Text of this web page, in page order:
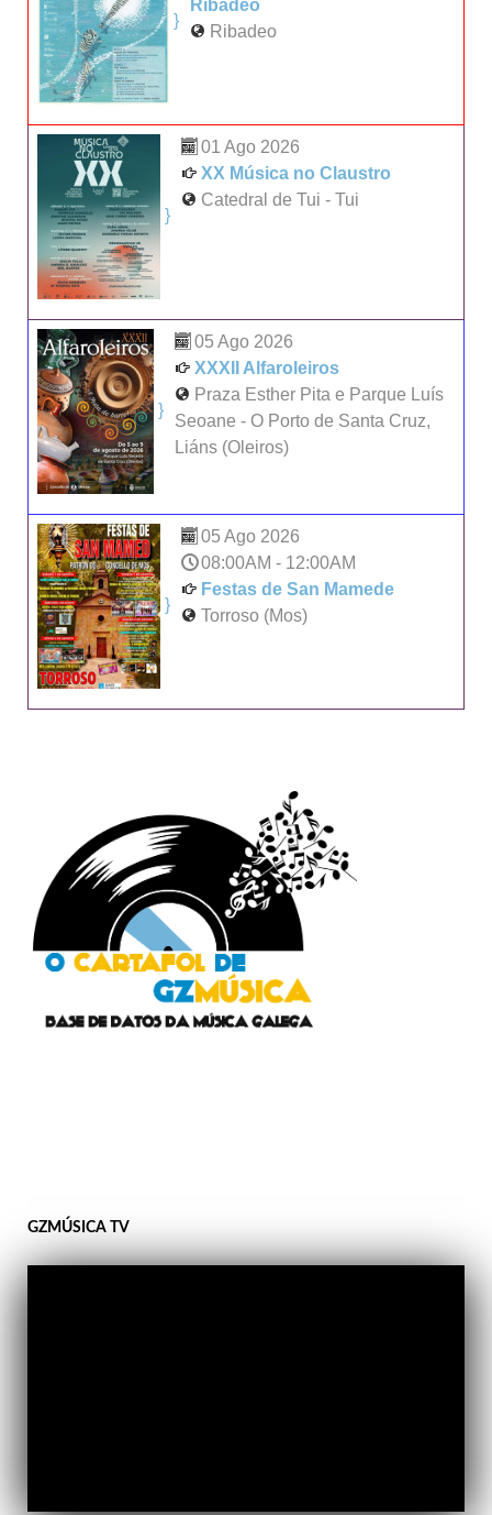
}
Ribadeo
Ribadeo
}
01 Ago 2026
XX Música no Claustro
Catedral de Tui - Tui
}
05 Ago 2026
XXXII Alfaroleiros
Praza Esther Pita e Parque Luís
Seoane - O Porto de Santa Cruz,
Liáns (Oleiros)
}
05 Ago 2026
08:00AM - 12:00AM
Festas de San Mamede
Torroso (Mos)
GZMÚSICA TV